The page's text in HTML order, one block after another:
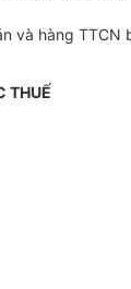
và hàng TTCN
THUẾ